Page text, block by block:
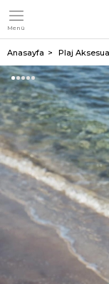
Menü
Anasayfa Plaj